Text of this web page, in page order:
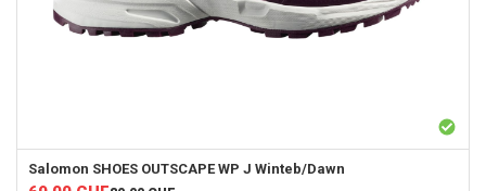
Salomon SHOES OUTSCAPE WP J Winteb/Dawn